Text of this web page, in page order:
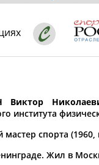
регион*
рождения
Виктор
института
спорта (1960,
Жил в